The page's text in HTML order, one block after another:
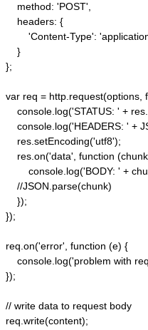
    method: 'POST',
    headers: {
'Content-Type':
    }
};
var req = http.request(options,
console.log('STATUS: ' +
console.log('HEADERS: ' +
    res.setEncoding('utf8');
res.on('data', function
console.log('BODY: ' +
    //JSON.parse(chunk)
    });
});
req.on('error', function (e) {
console.log('problem with
});
// write data to request body
req.write(content);